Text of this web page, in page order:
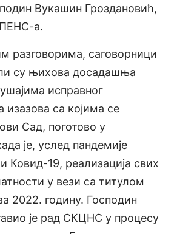
Вукашин Гроздановић,
а.
разговорима, саговорници
су њихова досадашња
исправног
са којима се
Сад, поготово у
је, услед пандемије
Ковид-19, реализација свих
у вези са титулом
2022. годину. Господин
је рад СКЦНС у процесу